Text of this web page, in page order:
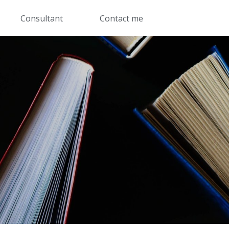
Consultant Contact me